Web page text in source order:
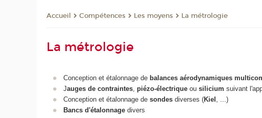
Accueil Compétences Les moyens La métrologie
La métrologie
Conception et étalonnage de balances aérodynamiques
Jauges de contraintes, piézo-électriqueou silicium suivant
Conception et étalonnage de sondesdiverses (Kiel , ...)
Bancs d'étalonnagedivers